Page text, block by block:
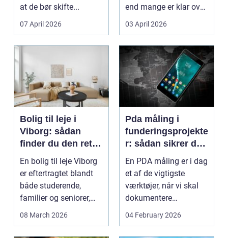
at de bør skifte...
07 April 2026
end mange er klar over.
Litauen er et n...
03 April 2026
Bolig til leje i
Viborg: sådan
finder du den rette
lejlighed
En bolig til leje Viborg
er eftertragtet blandt
både studerende,
familier og seniorer,
fordi b...
08 March 2026
Pda måling i
funderingsprojekte
r: sådan sikrer du
dokumenteret
bæreevne
En PDA måling er i dag
et af de vigtigste
værktøjer, når vi skal
dokumentere
bæreevnen af pæle til
04 February 2026